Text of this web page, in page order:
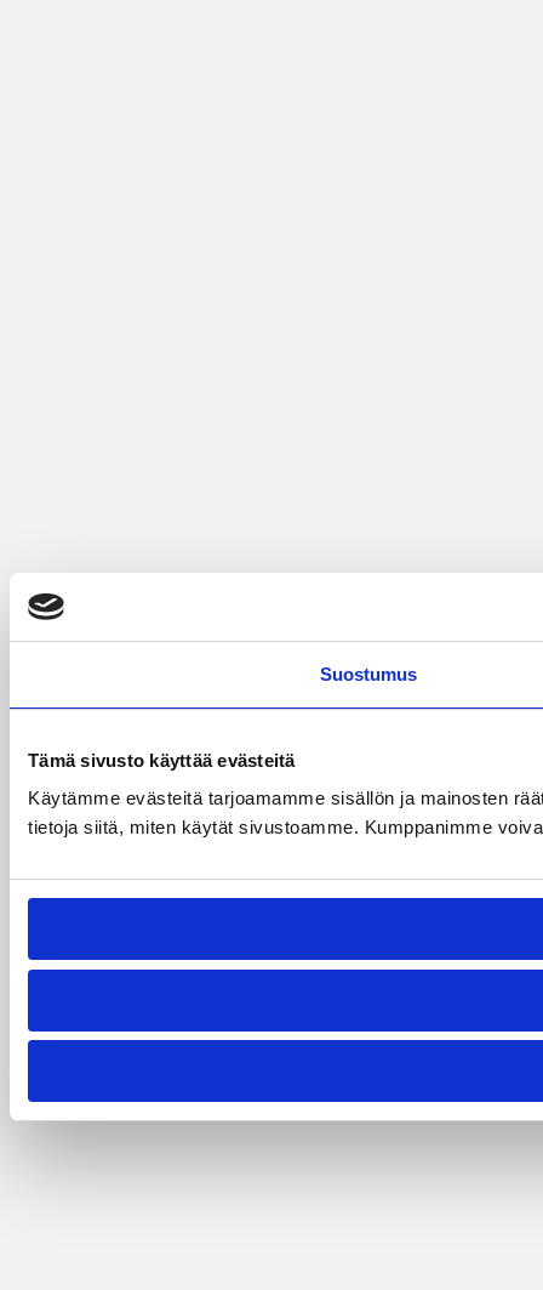
Suostumus
Tämä sivusto käyttää evästeitä
Käytämme evästeitä tarjoamamme sisällön ja mainosten
tietoja siitä, miten käytät sivustoamme. Kumppanimme